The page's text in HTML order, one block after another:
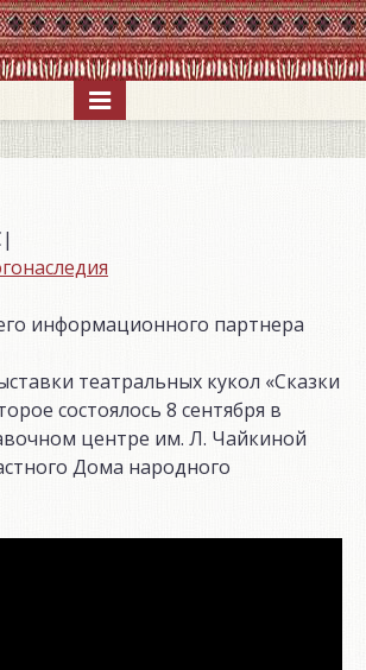
информационного партнера
театральных кукол «Сказки
состоялось 8 сентября в
центре им. Л. Чайкиной
Дома народного